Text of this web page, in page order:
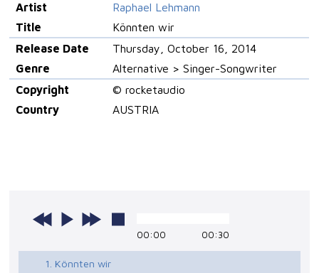
Artist
Raphael Lehmann
Title
Könnten wir
Release Date
Thursday, October 16, 2014
Genre
Alternative > Singer-Songwriter
Copyright
© rocketaudio
Country
AUSTRIA
00:00 00:30
1. Könnten wir